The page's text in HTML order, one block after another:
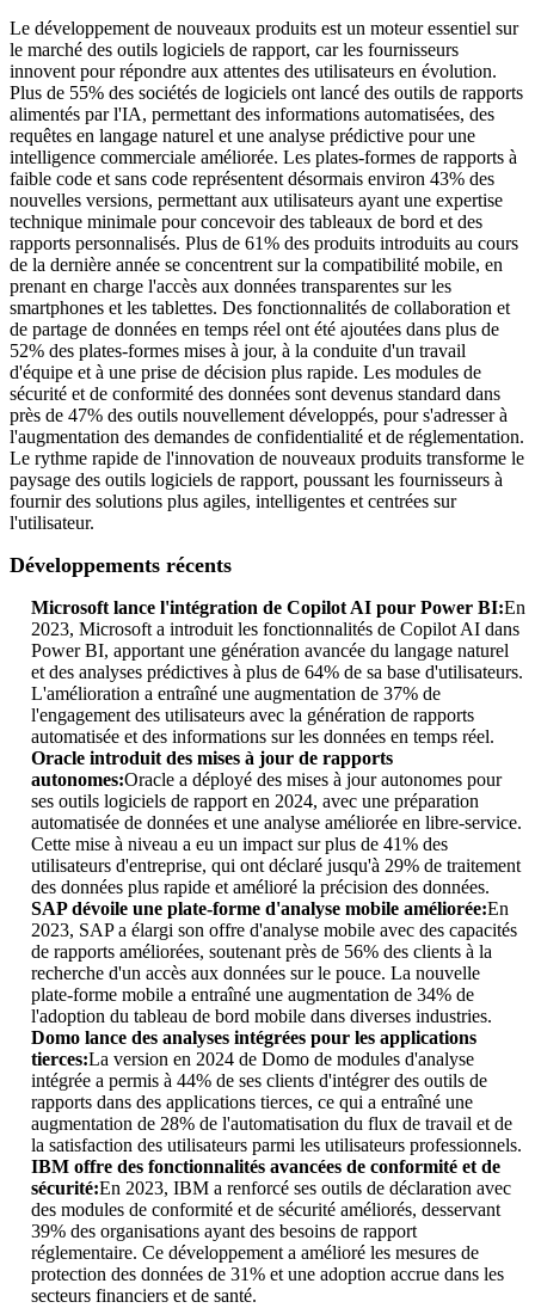
Le développement de nouveaux produits est un moteur essentiel sur
le marché des outils logiciels de rapport, car les fournisseurs
innovent pour répondre aux attentes des utilisateurs en évolution.
Plus de 55% des sociétés de logiciels ont lancé des outils de rapports
alimentés par l'IA, permettant des informations automatisées, des
requêtes en langage naturel et une analyse prédictive pour une
intelligence commerciale améliorée. Les plates-formes de rapports à
faible code et sans code représentent désormais environ 43% des
nouvelles versions, permettant aux utilisateurs ayant une expertise
technique minimale pour concevoir des tableaux de bord et des
rapports personnalisés. Plus de 61% des produits introduits au cours
de la dernière année se concentrent sur la compatibilité mobile, en
prenant en charge l'accès aux données transparentes sur les
smartphones et les tablettes. Des fonctionnalités de collaboration et
de partage de données en temps réel ont été ajoutées dans plus de
52% des plates-formes mises à jour, à la conduite d'un travail
d'équipe et à une prise de décision plus rapide. Les modules de
sécurité et de conformité des données sont devenus standard dans
près de 47% des outils nouvellement développés, pour s'adresser à
l'augmentation des demandes de confidentialité et de réglementation.
Le rythme rapide de l'innovation de nouveaux produits transforme le
paysage des outils logiciels de rapport, poussant les fournisseurs à
fournir des solutions plus agiles, intelligentes et centrées sur
l'utilisateur.
Développements récents
Microsoft lance l'intégration de Copilot AI pour Power BI:En
2023, Microsoft a introduit les fonctionnalités de Copilot AI dans
Power BI, apportant une génération avancée du langage naturel
et des analyses prédictives à plus de 64% de sa base d'utilisateurs.
L'amélioration a entraîné une augmentation de 37% de
l'engagement des utilisateurs avec la génération de rapports
automatisée et des informations sur les données en temps réel.
Oracle introduit des mises à jour de rapports
autonomes:Oracle a déployé des mises à jour autonomes pour
ses outils logiciels de rapport en 2024, avec une préparation
automatisée de données et une analyse améliorée en libre-service.
Cette mise à niveau a eu un impact sur plus de 41% des
utilisateurs d'entreprise, qui ont déclaré jusqu'à 29% de traitement
des données plus rapide et amélioré la précision des données.
SAP dévoile une plate-forme d'analyse mobile améliorée:En
2023, SAP a élargi son offre d'analyse mobile avec des capacités
de rapports améliorées, soutenant près de 56% des clients à la
recherche d'un accès aux données sur le pouce. La nouvelle
plate-forme mobile a entraîné une augmentation de 34% de
l'adoption du tableau de bord mobile dans diverses industries.
Domo lance des analyses intégrées pour les applications
tierces:La version en 2024 de Domo de modules d'analyse
intégrée a permis à 44% de ses clients d'intégrer des outils de
rapports dans des applications tierces, ce qui a entraîné une
augmentation de 28% de l'automatisation du flux de travail et de
la satisfaction des utilisateurs parmi les utilisateurs professionnels.
IBM offre des fonctionnalités avancées de conformité et de
sécurité:En 2023, IBM a renforcé ses outils de déclaration avec
des modules de conformité et de sécurité améliorés, desservant
39% des organisations ayant des besoins de rapport
réglementaire. Ce développement a amélioré les mesures de
protection des données de 31% et une adoption accrue dans les
secteurs financiers et de santé.